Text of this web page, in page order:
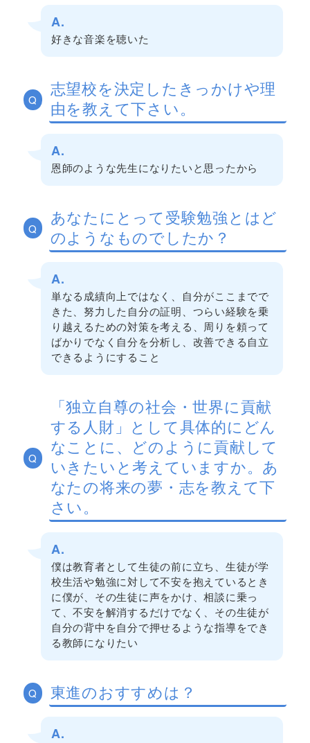
A.
好きな音楽を聴いた
Q
志望校を決定したきっかけや理
由を教えて下さい。
A.
恩師のような先生になりたいと思ったから
Q
あなたにとって受験勉強とはど
のようなものでしたか？
A.
単なる成績向上ではなく、自分がここまでで
きた、努力した自分の証明、つらい経験を乗
り越えるための対策を考える、周りを頼って
ばかりでなく自分を分析し、改善できる自立
できるようにすること
Q
「独立自尊の社会・世界に貢献
する人財」として具体的にどん
なことに、どのように貢献して
いきたいと考えていますか。あ
なたの将来の夢・志を教えて下
さい。
A.
僕は教育者として生徒の前に立ち、生徒が学
校生活や勉強に対して不安を抱えているとき
に僕が、その生徒に声をかけ、相談に乗っ
て、不安を解消するだけでなく、その生徒が
自分の背中を自分で押せるような指導をでき
る教師になりたい
Q 東進のおすすめは？
A.